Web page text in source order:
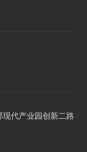
代产业园创新二路